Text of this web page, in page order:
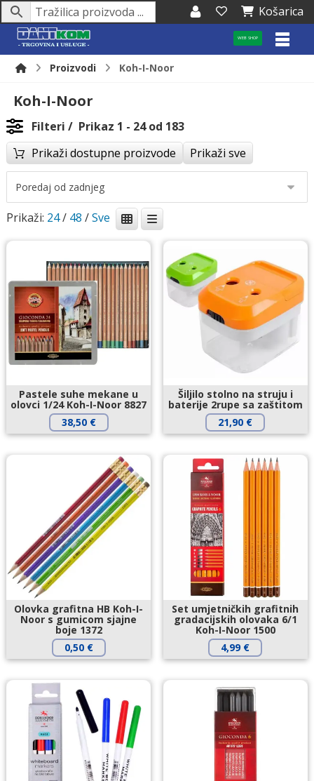
Košarica
WEB SHOP
Proizvodi Koh-I-Noor
Koh-I-Noor
Filteri
Prikaz 1 - 24 od 183
Prikaži dostupne proizvode
Prikaži sve
Prikaži: 24/ 48 /
Pastele suhe mekane u
olovci 1/24 Koh-I-Noor 8827
38,50 €
Šiljilo stolno na struju i
baterije 2rupe sa zaštitom
21,90 €
Olovka grafitna HB Koh-I-
Noor s gumicom sjajne
boje 1372
0,50 €
Set umjetničkih grafitnih
gradacijskih olovaka 6/1
Koh-I-Noor 1500
4,99 €